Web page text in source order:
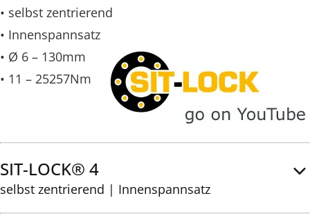
• selbst zentrierend
• Innenspannsatz
• Ø 6 – 130mm
• 11 – 25257Nm
SIT-LOCK® 4
selbst zentrierend | Innenspannsatz